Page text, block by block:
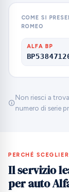
COME SI
ROMEO
ALFA BP
Non riesci a
numero di serie
PERCHÉ
Il servizio
per auto